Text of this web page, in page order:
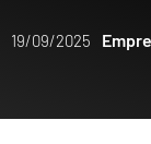
19/09/2025